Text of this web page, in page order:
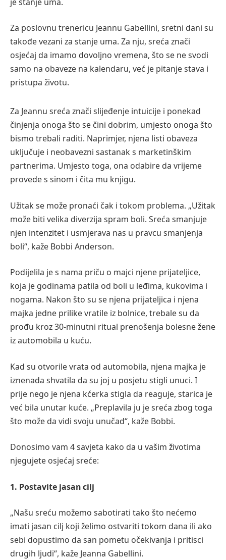
Za poslovnu trenericu Jeannu Gabellini, sretni dani su
takođe vezani za stanje uma. Za nju, sreća znači
osjećaj da imamo dovoljno vremena, što se ne svodi
samo na obaveze na kalendaru, već je pitanje stava i
pristupa životu.
Za Jeannu sreća znači slijeđenje intuicije i ponekad
činjenja onoga što se čini dobrim, umjesto onoga što
bismo trebali raditi. Naprimjer, njena listi obaveza
uključuje i neobavezni sastanak s marketinškim
partnerima. Umjesto toga, ona odabire da vrijeme
provede s sinom i čita mu knjigu.
Užitak se može pronaći čak i tokom problema. „Užitak
može biti velika diverzija spram boli. Sreća smanjuje
njen intenzitet i usmjerava nas u pravcu smanjenja
boli“, kaže Bobbi Anderson.
Podijelila je s nama priču o majci njene prijateljice,
koja je godinama patila od boli u leđima, kukovima i
nogama. Nakon što su se njena prijateljica i njena
majka jedne prilike vratile iz bolnice, trebale su da
prođu kroz 30-minutni ritual prenošenja bolesne žene
iz automobila u kuću.
Kad su otvorile vrata od automobila, njena majka je
iznenada shvatila da su joj u posjetu stigli unuci. I
prije nego je njena kćerka stigla da reaguje, starica je
već bila unutar kuće. „Preplavila ju je sreća zbog toga
što može da vidi svoju unučad“, kaže Bobbi.
Donosimo vam 4 savjeta kako da u vašim životima
njegujete osjećaj sreće:
1. Postavite jasan cilj
„Našu sreću možemo sabotirati tako što nećemo
imati jasan cilj koji želimo ostvariti tokom dana ili ako
sebi dopustimo da san pometu očekivanja i pritisci
drugih ljudi“, kaže Jeanna Gabellini.